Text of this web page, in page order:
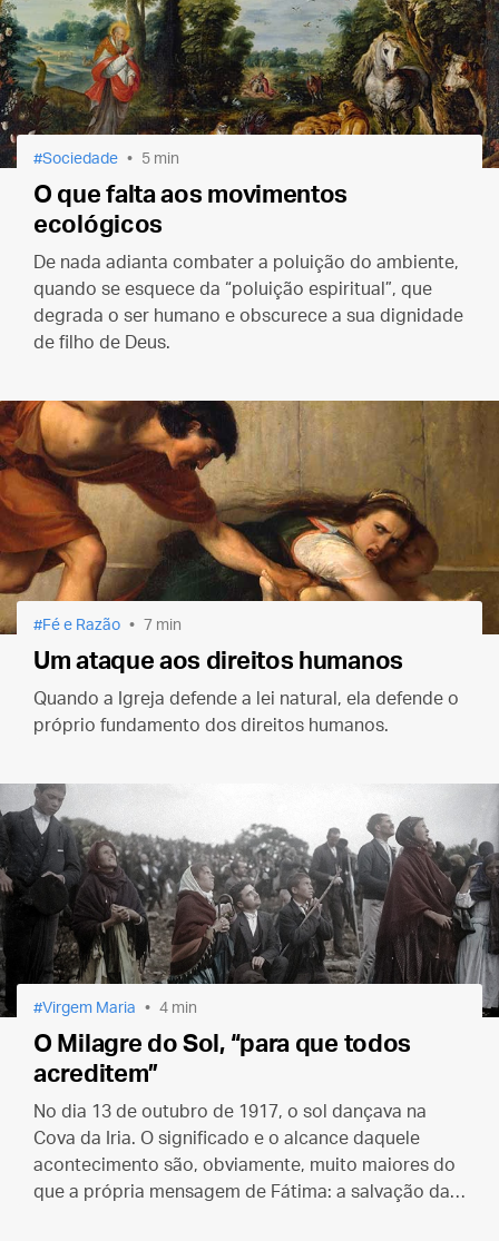
Sociedade 5 min
O que falta aos movimentos
ecológicos
De nada adianta combater a poluição do ambiente,
quando se esquece da “poluição espiritual”, que
degrada o ser humano e obscurece a sua dignidade
de filho de Deus.
Fé e Razão 7 min
Um ataque aos direitos humanos
Quando a Igreja defende a lei natural, ela defende o
próprio fundamento dos direitos humanos.
Virgem Maria 4 min
O Milagre do Sol, “para que todos
acreditem”
No dia 13 de outubro de 1917, o sol dançava na
Cova da Iria. O significado e o alcance daquele
acontecimento são, obviamente, muito maiores do
que a própria mensagem de Fátima: a salvação das